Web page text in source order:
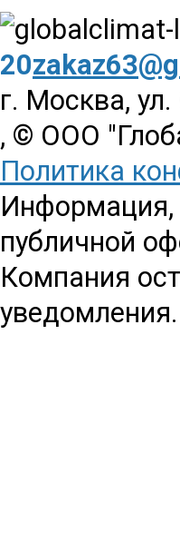
20
г. Москва,
, © ООО
Политика
Информация,
публичной
Компания
уведомления.